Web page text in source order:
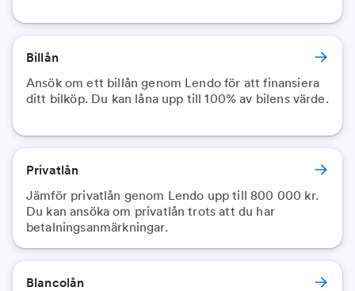
Billån
Ansök om ett billån genom Lendo för att finansiera
ditt bilköp. Du kan låna upp till 100% av bilens värde.
Privatlån
Jämför privatlån genom Lendo upp till 800 000 kr.
Du kan ansöka om privatlån trots att du har
betalningsanmärkningar.
Blancolån